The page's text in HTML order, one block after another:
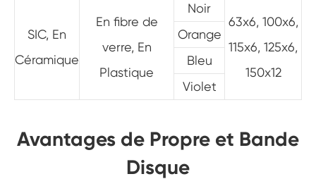
SIC, En
Céramique
En fibre de
verre, En
Plastique
Noir
63x6, 100x6,
115x6, 125x6,
150x12
Orange
Bleu
Violet
Avantages de Propre et Bande
Disque